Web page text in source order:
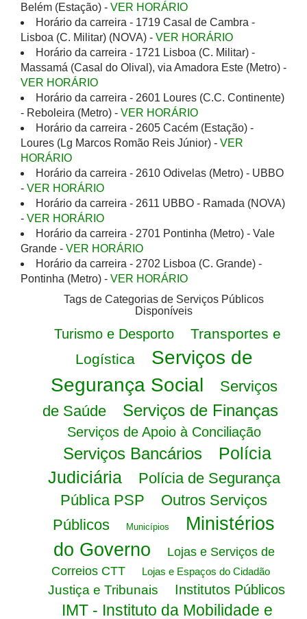
Belém (Estação) - VER HORÁRIO
Horário da carreira - 1719 Casal de Cambra -
Lisboa (C. Militar) (NOVA) - VER HORÁRIO
Horário da carreira - 1721 Lisboa (C. Militar) -
Massamá (Casal do Olival), via Amadora Este (Metro) -
VER HORÁRIO
Horário da carreira - 2601 Loures (C.C. Continente)
- Reboleira (Metro) - VER HORÁRIO
Horário da carreira - 2605 Cacém (Estação) -
Loures (Lg Marcos Romão Reis Júnior) - VER
HORÁRIO
Horário da carreira - 2610 Odivelas (Metro) - UBBO
- VER HORÁRIO
Horário da carreira - 2611 UBBO - Ramada (NOVA)
- VER HORÁRIO
Horário da carreira - 2701 Pontinha (Metro) - Vale
Grande - VER HORÁRIO
Horário da carreira - 2702 Lisboa (C. Grande) -
Pontinha (Metro) - VER HORÁRIO
Tags de Categorias de Serviços Públicos
Disponíveis
Turismo e Desporto
Transportes e
Logística
Serviços de
Segurança Social
Serviços
de Saúde
Serviços de Finanças
Serviços de Apoio à Conciliação
Serviços Bancários
Polícia
Judiciária
Polícia de Segurança
Pública PSP
Outros Serviços
Públicos
Municípios
Ministérios
do Governo
Lojas e Serviços de
Correios CTT
Lojas e Espaços do Cidadão
Justiça e Tribunais Institutos Públicos
IMT - Instituto da Mobilidade e